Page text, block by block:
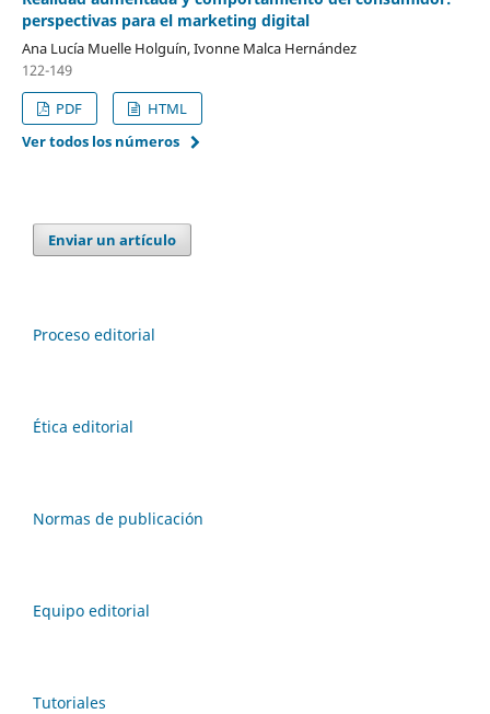
perspectivas para el marketing digital
Ana Lucía Muelle Holguín, Ivonne Malca Hernández
122-149
PDF
HTML
Ver todos los números
Enviar un artículo
Proceso editorial
Ética editorial
Normas de publicación
Equipo editorial
Tutoriales